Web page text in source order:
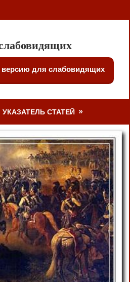
для слабовидящих
УКАЗАТЕЛЬ СТАТЕЙ